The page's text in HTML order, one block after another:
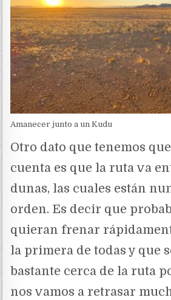
Amanecer junto a un Kudu
Otro dato que tenemos
cuenta es que la ruta va
dunas, las cuales están
orden. Es decir que
quieran frenar
la primera de todas y que
bastante cerca de la ruta
nos vamos a retrasar